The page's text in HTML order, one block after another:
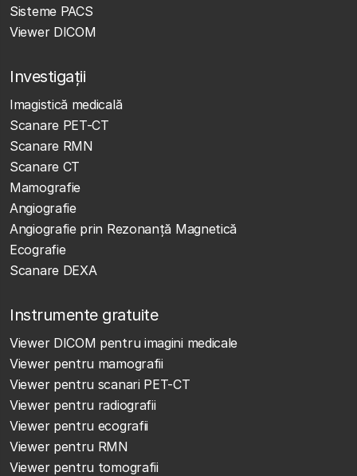
Sisteme PACS
Viewer DICOM
Investigații
Imagistică medicală
Scanare PET-CT
Scanare RMN
Scanare CT
Mamografie
Angiografie
Angiografie prin Rezonanță Magnetică
Ecografie
Scanare DEXA
Instrumente gratuite
Viewer DICOM pentru imagini medicale
Viewer pentru mamografii
Viewer pentru scanari PET-CT
Viewer pentru radiografii
Viewer pentru ecografii
Viewer pentru RMN
Viewer pentru tomografii